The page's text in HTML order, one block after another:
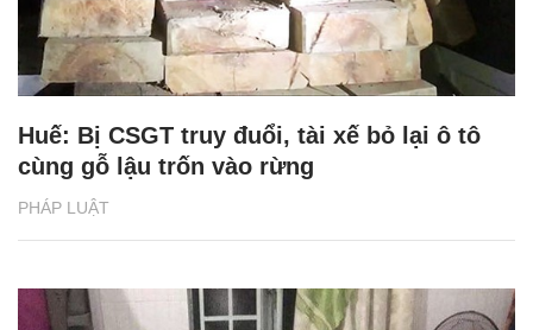
PHÁP LUẬT
Huế: Bị CSGT truy đuổi, tài xế bỏ lại ô tô
cùng gỗ lậu trốn vào rừng